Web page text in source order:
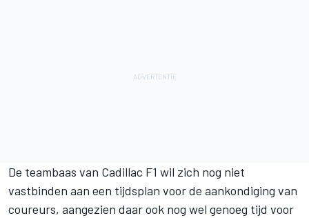
De teambaas van Cadillac F1 wil zich nog niet
vastbinden aan een tijdsplan voor de aankondiging van
coureurs, aangezien daar ook nog wel genoeg tijd voor